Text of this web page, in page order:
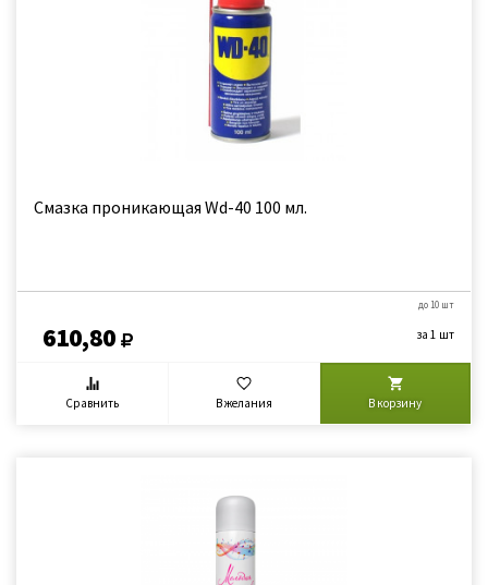
Смазка проникающая Wd-40 100 мл.
610,80
до 10 шт
за 1 шт
Сравнить В желания В корзину